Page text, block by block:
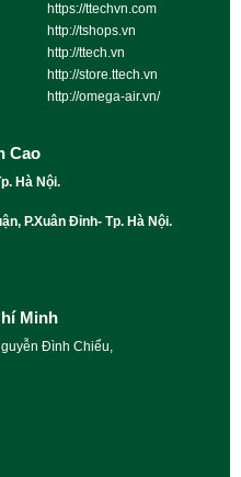
https://ttechvn.com
http://tshops.vn
http://ttech.vn
http://store.ttech.vn
http://omega-air.vn/
Cao
Hà Nội.
P.Xuân Đỉnh- Tp. Hà Nội.
Minh
Đình Chiểu,